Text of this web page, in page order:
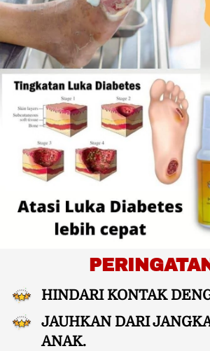
HINDARI KONTAK
JAUHKAN DARI
ANAK.